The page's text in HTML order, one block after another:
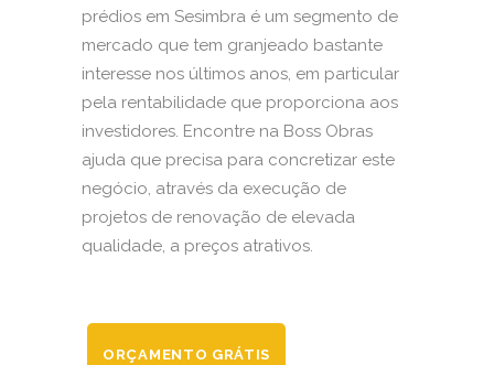
prédios em Sesimbra é um segmento de
mercado que tem granjeado bastante
interesse nos últimos anos, em particular
pela rentabilidade que proporciona aos
investidores. Encontre na Boss Obras
ajuda que precisa para concretizar este
negócio, através da execução de
projetos de renovação de elevada
qualidade, a preços atrativos.
ORÇAMENTO GRÁTIS